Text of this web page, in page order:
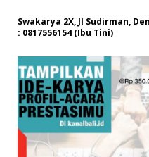
Swakarya 2X, Jl Sudirman,
: 0817556154 (Ibu Tini)